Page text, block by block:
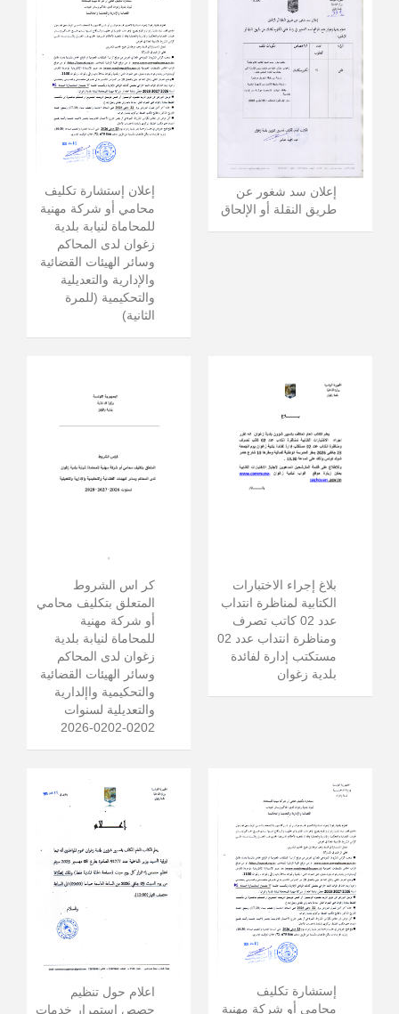
إعلان سد شغور عن
طريق النقلة أو الإلحاق
إعلان إستشارة تكليف
محامي أو شركة مهنية
للمحاماة لنيابة بلدية
زغوان لدى المحاكم
وسائر الهيئات القضائية
والإدارية والتعديلية
والتحكيمية (للمرة
الثانية)
بلاغ إجراء الاختبارات
الكتابية لمناظرة انتداب
عدد 02 كاتب تصرف
ومناظرة انتداب عدد 02
مستكتب إدارة لفائدة
بلدية زغوان
كر اس الشروط
المتعلق بتكليف محامي
أو شركة مهنية
للمحاماة لنيابة بلدية
زغوان لدى المحاكم
وسائر الهيئات القضائية
والتحكيمية واإلدارية
والتعديلية لسنوات
0202-0202-2026
إستشارة تكليف
محامي أو شركة مهنية
اعلام حول تنظيم
حصص استمرار خدمات